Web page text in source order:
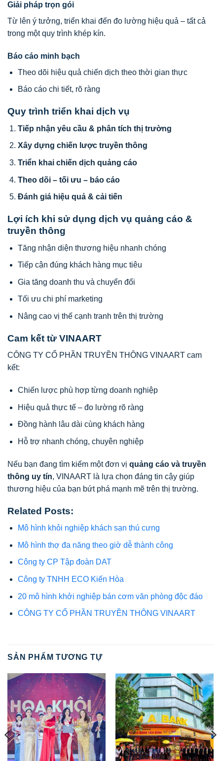
Giải pháp trọn gói
Từ lên ý tưởng, triển khai đến đo lường hiệu quả – tất cả
trong một quy trình khép kín.
Báo cáo minh bạch
Theo dõi hiệu quả chiến dịch theo thời gian thực
Báo cáo chi tiết, rõ ràng
Quy trình triển khai dịch vụ
Tiếp nhận yêu cầu & phân tích thị trường
Xây dựng chiến lược truyền thông
Triển khai chiến dịch quảng cáo
Theo dõi – tối ưu – báo cáo
Đánh giá hiệu quả & cải tiến
Lợi ích khi sử dụng dịch vụ quảng cáo &
truyền thông
Tăng nhận diện thương hiệu nhanh chóng
Tiếp cận đúng khách hàng mục tiêu
Gia tăng doanh thu và chuyển đổi
Tối ưu chi phí marketing
Nâng cao vị thế cạnh tranh trên thị trường
Cam kết từ VINAART
CÔNG TY CỔ PHẦN TRUYỀN THÔNG VINAART cam
kết:
Chiến lược phù hợp từng doanh nghiệp
Hiệu quả thực tế – đo lường rõ ràng
Đồng hành lâu dài cùng khách hàng
Hỗ trợ nhanh chóng, chuyên nghiệp
Nếu bạn đang tìm kiếm một đơn vị quảng cáo và truyền
thông uy tín, VINAART là lựa chọn đáng tin cậy giúp
thương hiệu của bạn bứt phá mạnh mẽ trên thị trường.
Related Posts:
Mô hình khỏi nghiệp khách sạn thú cưng
Mô hình thợ đa năng theo giờ dễ thành công
Công ty CP Tập đoàn DAT
Công ty TNHH ECO Kiến Hòa
20 mô hình khởi nghiệp bán cơm văn phòng độc đáo
CÔNG TY CỔ PHẦN TRUYỀN THÔNG VINAART
SẢN PHẨM TƯƠNG TỰ